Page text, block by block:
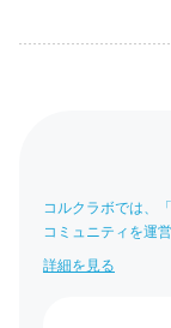
コルクラボでは、
コミュニティを運
詳細を見る